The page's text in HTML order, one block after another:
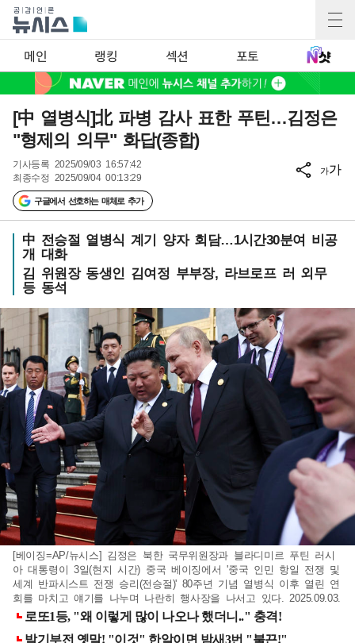
메인 랭킹 섹션 포토
[中 열병식]北 파병 감사 표한 푸틴…김정은
"형제의 의무" 화답(종합)
기사등록 2025/09/03 16:57:42
최종수정 2025/09/04 00:13:29
구글에서 선호하는 매체로 추가
가가
中 전승절 열병식 계기 양자 회담…1시간30분여 비공
개 대화
김 위원장 동생인 김여정 부부장, 라브로프 러 외무
등 동석
[베이징=AP/뉴시스] 김정은 북한 국무위원장과 블라디미르 푸틴 러시
아 대통령이 3일(현지 시간) 중국 베이징에서 '중국 인민 항일 전쟁 및
세계 반파시스트 전쟁 승리(전승절)' 80주년 기념 열병식 이후 열린 연
회를 마치고 얘기를 나누며 나란히 행사장을 나서고 있다. 2025.09.03.